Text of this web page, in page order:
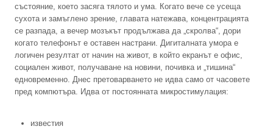
състояние, което засяга тялото и ума. Когато вече се усеща
сухота и замъглено зрение, главата натежава, концентрацията
се разпада, а вечер мозъкът продължава да „скролва“, дори
когато телефонът е оставен настрани. Дигиталната умора е
логичен резултат от начин на живот, в който екранът е офис,
социален живот, получаване на новини, почивка и „тишина“
едновременно. Днес претоварването не идва само от часовете
пред компютъра. Идва от постоянната микростимулация:
известия